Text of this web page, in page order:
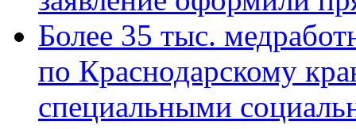
Более 35 тыс.
по Краснодарскому
специальными